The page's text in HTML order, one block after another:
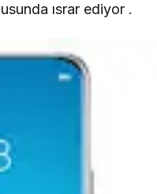
ısrar ediyor .